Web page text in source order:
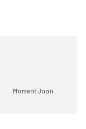
Moment Joon